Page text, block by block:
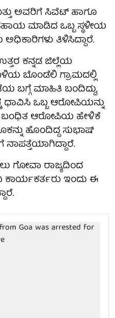
ಅವರಿಗೆ ಸಿವೆಟ್ ಹಾಗೂ
ಮಾಡಿದ ಒಬ್ಬ ಸ್ಥಳೀಯ
ಅಧಿಕಾರಿಗಳು ತಿಳಿಸಿದ್ದಾರೆ.
ಕನ್ನಡ ಜಿಲ್ಲೆಯ
ಬೊಂಡೆಲಿ ಗ್ರಾಮದಲ್ಲಿ
ಬಗ್ಗೆ ಮಾಹಿತಿ ಬಂದಿದ್ದು,
ಧಾವಿಸಿ ಒಬ್ಬ ಆರೋಪಿಯನ್ನು
ಬಂಧಿತ ಆರೋಪಿಯ ಹೇಳಿಕೆ
ಹೊಂದಿದ್ದ ಸುಭಾಷ್
ಗೋವಾ ರಾಜ್ಯದಿಂದ
ಕಾರ್ಯಕರ್ತರು ಇಂದು ಈ